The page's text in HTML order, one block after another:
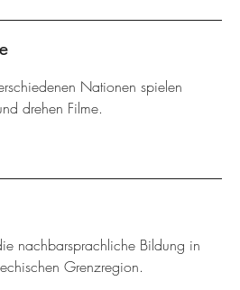
Nationen spielen
drehen Filme.
nachbarsprachliche Bildung in
Grenzregion.